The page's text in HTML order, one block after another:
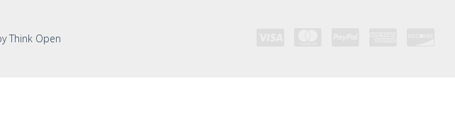
Think Open